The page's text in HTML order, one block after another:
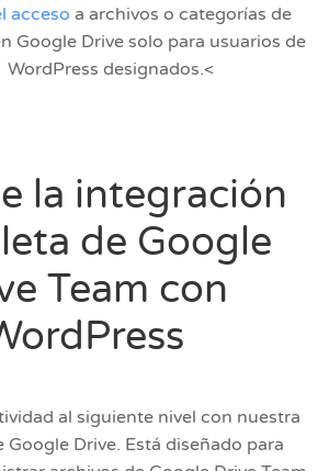
acceso a archivos o categorías de
Google Drive solo para usuarios de
WordPress designados.<
la integración
de Google
Team con
al siguiente nivel con nuestra
Drive. Está diseñado para